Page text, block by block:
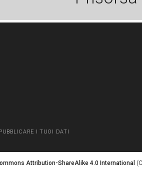
I TUOI DATI
Attribution-ShareAlike 4.0 International